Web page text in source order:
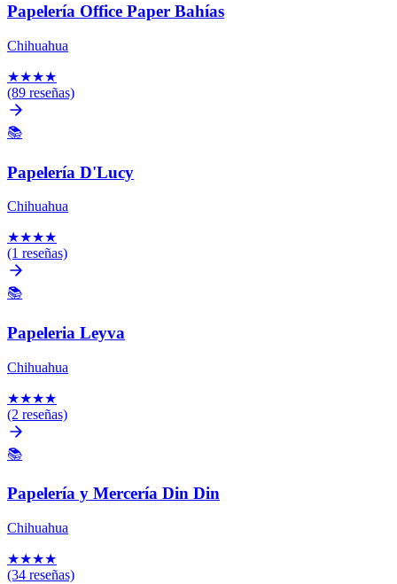
Papelería Office Paper Bahías
Chihuahua
★★★★
(89 reseñas)
📚
Papelería D'Lucy
Chihuahua
★★★★
(1 reseñas)
📚
Papeleria Leyva
Chihuahua
★★★★
(2 reseñas)
📚
Papelería y Mercería Din Din
Chihuahua
★★★★
(34 reseñas)